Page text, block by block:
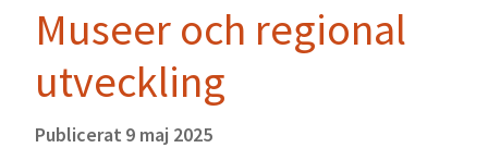
Museer och regional
utveckling
Publicerat 9 maj 2025